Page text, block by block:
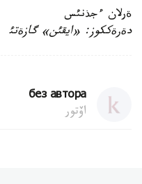
ةرلان ءجذنئس
دةرةككوز: «ايقئن» گازةتئ
без автора
اۆتور